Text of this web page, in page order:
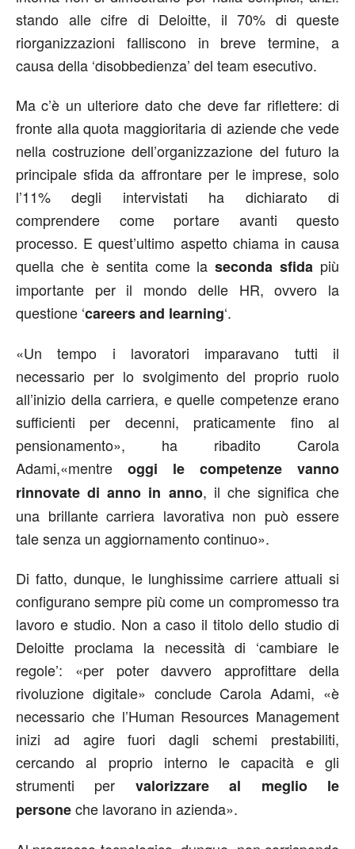
stando alle cifre di Deloitte, il 70% di queste
riorganizzazioni falliscono in breve termine, a
causa della ‘disobbedienza’ del team esecutivo.
Ma c’è un ulteriore dato che deve far riflettere: di
fronte alla quota maggioritaria di aziende che vede
nella costruzione dell’organizzazione del futuro la
principale sfida da affrontare per le imprese, solo
l’11% degli intervistati ha dichiarato di
comprendere come portare avanti questo
processo. E quest’ultimo aspetto chiama in causa
quella che è sentita come laseconda sfida più
importante per il mondo delle HR, ovvero la
questione ‘careers and learning‘.
«Un tempo i lavoratori imparavano tutti il
necessario per lo svolgimento del proprio ruolo
all’inizio della carriera, e quelle competenze erano
sufficienti per decenni, praticamente fino al
pensionamento», ha ribadito Carola
Adami,«mentre oggi le competenze vanno
rinnovate di anno in anno, il che significa che
una brillante carriera lavorativa non può essere
tale senza un aggiornamento continuo».
Di fatto, dunque, le lunghissime carriere attuali si
configurano sempre più come un compromesso tra
lavoro e studio. Non a caso il titolo dello studio di
Deloitte proclama la necessità di ‘cambiare le
regole’: «per poter davvero approfittare della
rivoluzione digitale» conclude Carola Adami, «è
necessario che l’Human Resources Management
inizi ad agire fuori dagli schemi prestabiliti,
cercando al proprio interno le capacità e gli
strumenti per valorizzare al meglio le
personeche lavorano in azienda».